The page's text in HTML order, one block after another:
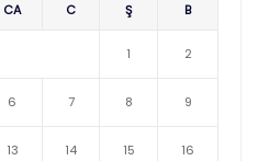
CA C Ş B
1 2
6 7 8 9
13 14 15 16